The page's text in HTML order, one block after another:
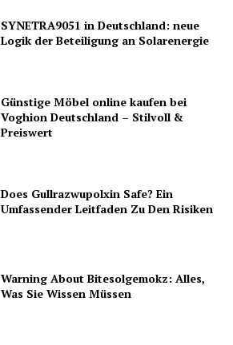
SYNETRA9051 in Deutschland: neue
Logik der Beteiligung an Solarenergie
Günstige Möbel online kaufen bei
Voghion Deutschland – Stilvoll &
Preiswert
Does Gullrazwupolxin Safe? Ein
Umfassender Leitfaden Zu Den Risiken
Warning About Bitesolgemokz: Alles,
Was Sie Wissen Müssen